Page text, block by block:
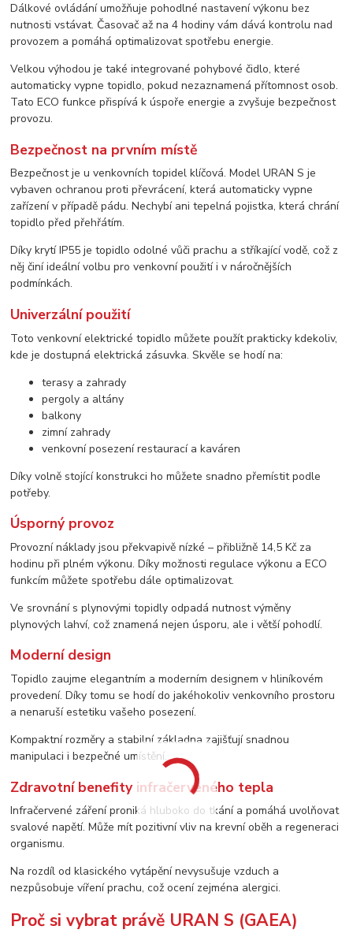
Dálkové ovládání umožňuje pohodlné nastavení výkonu bez
nutnosti vstávat. Časovač až na 4 hodiny vám dává kontrolu nad
provozem a pomáhá optimalizovat spotřebu energie.
Velkou výhodou je také integrované pohybové čidlo, které
automaticky vypne topidlo, pokud nezaznamená přítomnost osob.
Tato ECO funkce přispívá k úspoře energie a zvyšuje bezpečnost
provozu.
Bezpečnost na prvním místě
Bezpečnost je u venkovních topidel klíčová. Model URAN S je
vybaven ochranou proti převrácení, která automaticky vypne
zařízení v případě pádu. Nechybí ani tepelná pojistka, která chrání
topidlo před přehřátím.
Díky krytí IP55 je topidlo odolné vůči prachu a stříkající vodě, což z
něj činí ideální volbu pro venkovní použití i v náročnějších
podmínkách.
Univerzální použití
Toto venkovní elektrické topidlo můžete použít prakticky kdekoliv,
kde je dostupná elektrická zásuvka. Skvěle se hodí na:
terasy a zahrady
pergoly a altány
balkony
zimní zahrady
venkovní posezení restaurací a kaváren
Díky volně stojící konstrukci ho můžete snadno přemístit podle
potřeby.
Úsporný provoz
Provozní náklady jsou překvapivě nízké – přibližně 14,5 Kč za
hodinu při plném výkonu. Díky možnosti regulace výkonu a ECO
funkcím můžete spotřebu dále optimalizovat.
Ve srovnání s plynovými topidly odpadá nutnost výměny
plynových lahví, což znamená nejen úsporu, ale i větší pohodlí.
Moderní design
Topidlo zaujme elegantním a moderním designem v hliníkovém
provedení. Díky tomu se hodí do jakéhokoliv venkovního prostoru
a nenaruší estetiku vašeho posezení.
Kompaktní rozměry a stabilní základna zajišťují snadnou
manipulaci i bezpečné umístění.
Zdravotní benefity infračerveného tepla
Infračervené záření proniká hluboko do tkání a pomáhá uvolňovat
svalové napětí. Může mít pozitivní vliv na krevní oběh a regeneraci
organismu.
Na rozdíl od klasického vytápění nevysušuje vzduch a
nezpůsobuje víření prachu, což ocení zejména alergici.
Proč si vybrat právě URAN S (GAEA)